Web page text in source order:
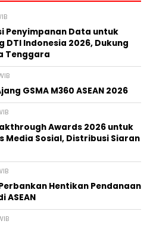
Penyimpanan Data untuk
DTI Indonesia 2026, Dukung
Tenggara
GSMA M360 ASEAN 2026
Awards 2026 untuk
Media Sosial, Distribusi Siaran
Hentikan Pendanaan
ASEAN